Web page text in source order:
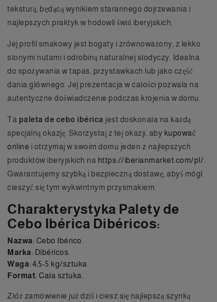
teksturą, będącą wynikiem starannego dojrzewania i
najlepszych praktyk w hodowli świń iberyjskich.
Jej profil smakowy jest bogaty i zrównoważony, z lekko
słonymi nutami i odrobiną naturalnej słodyczy. Idealna
do spożywania w tapas, przystawkach lub jako część
dania głównego. Jej prezentacja w całości pozwala na
autentyczne doświadczenie podczas krojenia w domu.
Ta paleta de cebo ibérica jest doskonała na każdą
specjalną okazję. Skorzystaj z tej okazji, aby kupować
online i otrzymaj w swoim domu jeden z najlepszych
produktów iberyjskich na https://iberianmarket.com/pl/
Gwarantujemy szybką i bezpieczną dostawę, abyś mógł
cieszyć się tym wykwintnym przysmakiem.
Charakterystyka Palety de
Cebo Ibérica Dibéricos:
Nazwa: Cebo Ibérico.
Marka: Dibéricos.
Waga: 4,5-5 kg/sztuka.
Format: Cała sztuka.
Złóż zamówienie już dziś i ciesz się najlepszą szynką